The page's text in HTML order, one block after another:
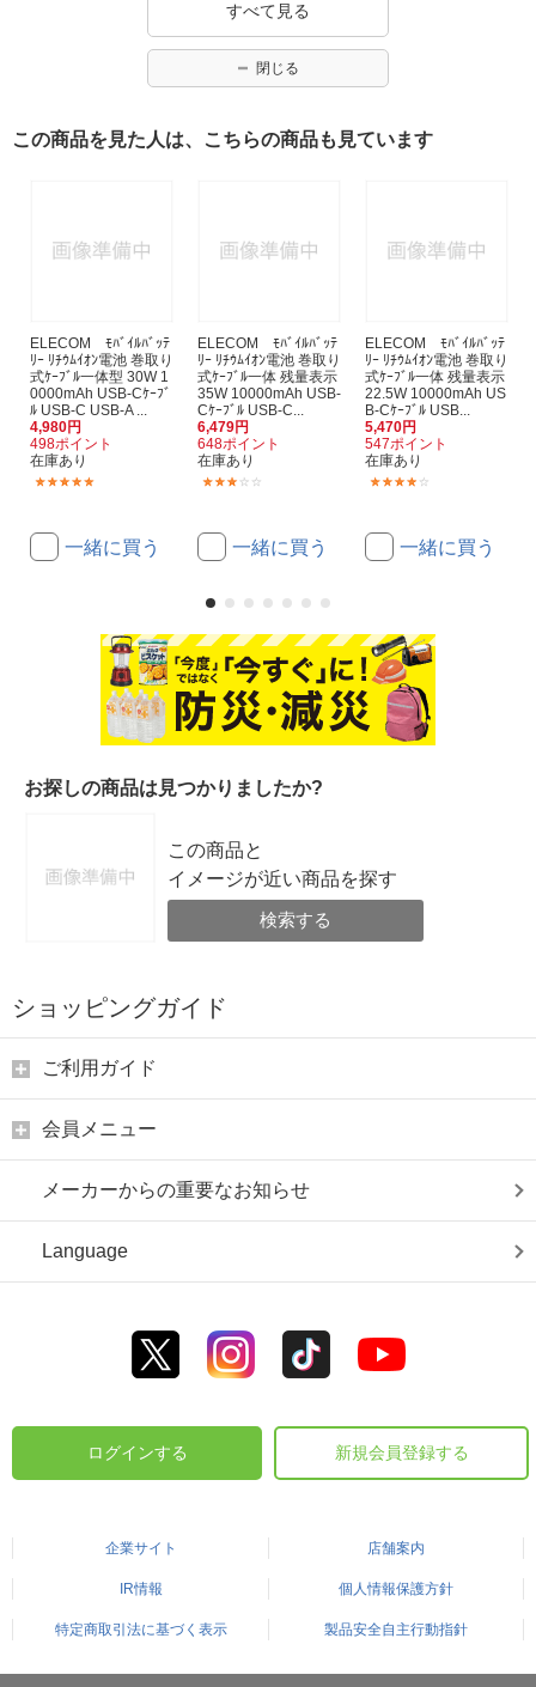
すべて見る
閉じる
この商品を見た人は、こちらの商品も見ています
ELECOM ﾓﾊﾞｲﾙﾊﾞｯﾃ
ﾘｰ ﾘﾁｳﾑｲｵﾝ電池 巻取り
式ｹｰﾌﾞﾙ一体型 30W 1
0000mAh USB-Cｹｰﾌﾞ
ﾙ USB-C USB-A ...
4,980円
498ポイント
在庫あり
一緒に買う
ELECOM ﾓﾊﾞｲﾙﾊﾞｯﾃ
ﾘｰ ﾘﾁｳﾑｲｵﾝ電池 巻取り
式ｹｰﾌﾞﾙ一体 残量表示
35W 10000mAh USB-
Cｹｰﾌﾞﾙ USB-C...
6,479円
648ポイント
在庫あり
一緒に買う
ELECOM ﾓﾊﾞｲﾙﾊﾞｯﾃ
ﾘｰ ﾘﾁｳﾑｲｵﾝ電池 巻取り
式ｹｰﾌﾞﾙ一体 残量表示
22.5W 10000mAh US
B-Cｹｰﾌﾞﾙ USB...
5,470円
547ポイント
在庫あり
一緒に買う
お探しの商品は見つかりましたか?
この商品と
イメージが近い商品を探す
検索する
ショッピングガイド
ご利用ガイド
会員メニュー
メーカーからの重要なお知らせ
Language
ログインする 新規会員登録する
企業サイト 店舗案内
IR情報 個人情報保護方針
特定商取引法に基づく表示 製品安全自主行動指針